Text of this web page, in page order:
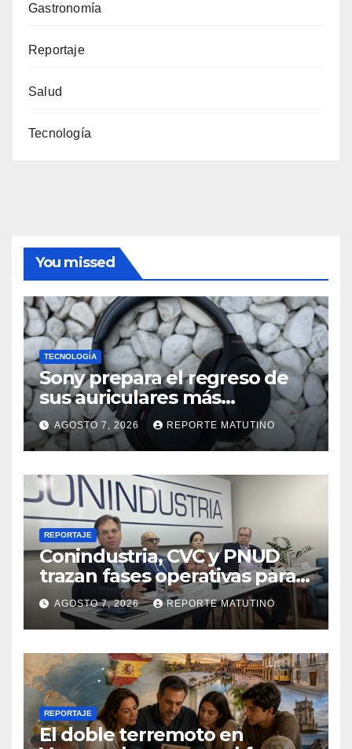
Gastronomía
Reportaje
Salud
Tecnología
You missed
TECNOLOGÍA
Sony prepara el regreso de
sus auriculares más
vendidos, ahora más baratos
AGOSTO 7, 2026 REPORTE MATUTINO
REPORTAJE
Conindustria, CVC y PNUD
trazan fases operativas para
reconstruir a Venezuela
AGOSTO 7, 2026 REPORTE MATUTINO
REPORTAJE
El doble terremoto en